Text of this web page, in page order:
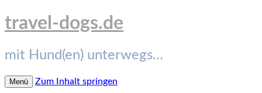
travel-dogs.de
mit Hund(en) unterwegs…
Menü Zum Inhalt springen